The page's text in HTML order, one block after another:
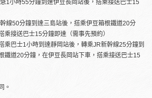
急1小時55分鐘到達伊豆長岡站後，搭乘接送巴士15
幹線50分鐘到達三島站後，搭乘伊豆箱根鐵道20分
乘接送巴士15分鐘即達（需事先預約）
乘巴士1小時到達靜岡站後，轉乘JR新幹線25分鐘到
鐵道20分鐘，在伊豆長岡站下車，搭乘接送巴士15
。